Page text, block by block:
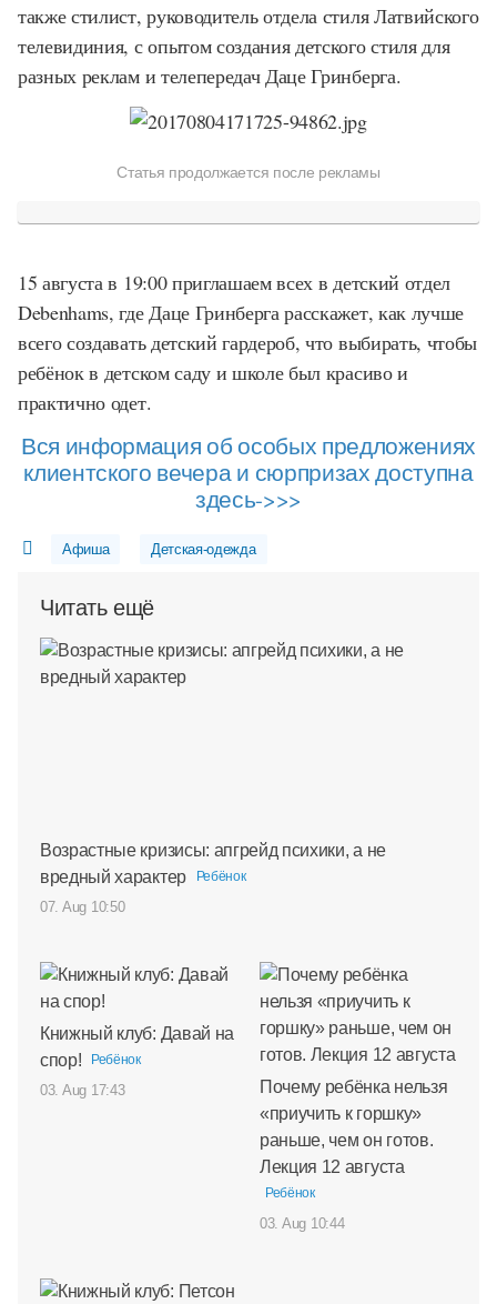
также стилист, руководитель отдела стиля Латвийского
телевидиния, с опытом создания детского стиля для
разных реклам и телепередач Даце Гринберга.
Статья продолжается после рекламы
15 августа в 19:00 приглашаем всех в детский отдел
Debenhams, где Даце Гринберга расскажет, как лучше
всего создавать детский гардероб, что выбирать, чтобы
ребёнок в детском саду и школе был красиво и
практично одет.
Вся информация об особых предложениях
клиентского вечера и сюрпризах доступна
здесь->>>
Афиша Детская-одежда
Читать ещё
Возрастные кризисы: апгрейд психики, а не
вредный характер
Ребёнок
07. Aug 10:50
Книжный клуб: Давай на
спор!
Ребёнок
03. Aug 17:43
Почему ребёнка нельзя
«приучить к горшку»
раньше, чем он готов.
Лекция 12 августа
Ребёнок
03. Aug 10:44